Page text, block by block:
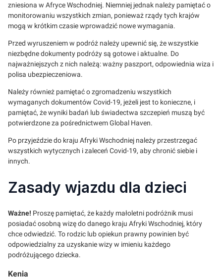
zniesiona w Afryce Wschodniej. Niemniej jednak należy pamiętać o
monitorowaniu wszystkich zmian, ponieważ rządy tych krajów
mogą w krótkim czasie wprowadzić nowe wymagania.
Przed wyruszeniem w podróż należy upewnić się, że wszystkie
niezbędne dokumenty podróży są gotowe i aktualne. Do
najważniejszych z nich należą: ważny paszport, odpowiednia wiza i
polisa ubezpieczeniowa.
Należy również pamiętać o zgromadzeniu wszystkich
wymaganych dokumentów Covid-19, jeżeli jest to konieczne, i
pamiętać, że wyniki badań lub świadectwa szczepień muszą być
potwierdzone za pośrednictwem Global Haven.
Po przyjeździe do kraju Afryki Wschodniej należy przestrzegać
wszystkich wytycznych i zaleceń Covid-19, aby chronić siebie i
innych.
Zasady wjazdu dla dzieci
Ważne! Proszę pamiętać, że każdy małoletni podróżnik musi
posiadać osobną wizę do danego kraju Afryki Wschodniej, który
chce odwiedzić. To rodzic lub opiekun prawny powinien być
odpowiedzialny za uzyskanie wizy w imieniu każdego
podróżującego dziecka.
Kenia